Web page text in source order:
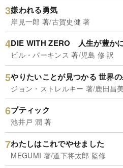
嫌われる勇気
岸見一郎 著/古賀史健 著
DIE WITH ZERO 人生が豊か
ビル・パーキンス 著/児島 修 訳
やりたいことが見つかる 世界
ジョン・ストレルキー 著/鹿田昌
ブティック
池井戸 潤 著
わたしはこれでやせました
MEGUMI 著/道下将太郎 監修